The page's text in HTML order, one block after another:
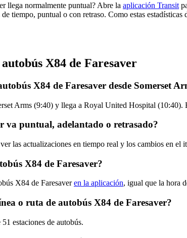
llega normalmente puntual? Abre la aplicación Transit
tiempo, puntual o con retraso. Como estas
X84 de Faresaver
X84 de Faresaver desde Somerset
Arms (9:40) y llega a Royal United Hospital
va puntual, adelantado o retrasado?
las actualizaciones en tiempo real y los cambios en el
X84 de Faresaver?
X84 de Faresaveren la aplicación, igual que la hora
o ruta de autobús X84 de Faresaver?
estaciones de autobús.